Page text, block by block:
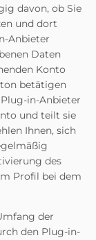
davon, ob Sie
und dort
Anbieter
Daten
Konto
betätigen
in-Anbieter
und teilt sie
Ihnen, sich
des
Profil bei dem
der
den Plug-in-